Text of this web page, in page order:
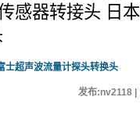
感器转接头 日
士超声波流量计探头转换头
发布:nv2118 |